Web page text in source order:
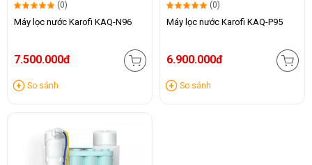
(0)
Máy lọc nước Karofi KAQ-N96
7.500.000đ
So sánh
(0)
Máy lọc nước Karofi KAQ-P95
6.900.000đ
So sánh